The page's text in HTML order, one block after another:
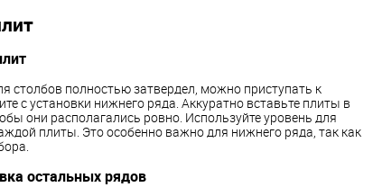
столбов полностью затвердел, можно приступать к
с установки нижнего ряда. Аккуратно вставьте плиты в
они располагались ровно. Используйте уровень для
плиты. Это особенно важно для нижнего ряда, так как
остальных рядов